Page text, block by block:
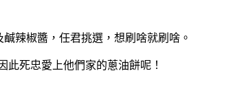
辣椒醬，任君挑選，想刷啥就刷啥。
死忠愛上他們家的蔥油餅呢！